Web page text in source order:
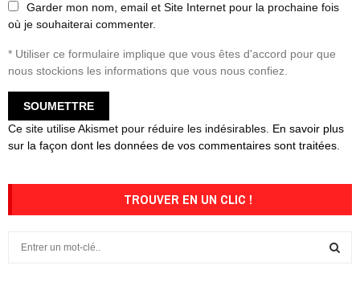
Garder mon nom, email et Site Internet pour la prochaine fois
où je souhaiterai commenter.
* Utiliser ce formulaire implique que vous êtes d'accord pour que
nous stockions les informations que vous nous confiez.
Ce site utilise Akismet pour réduire les indésirables. En savoir plus
sur la façon dont les données de vos commentaires sont traitées
TROUVER EN UN CLIC !